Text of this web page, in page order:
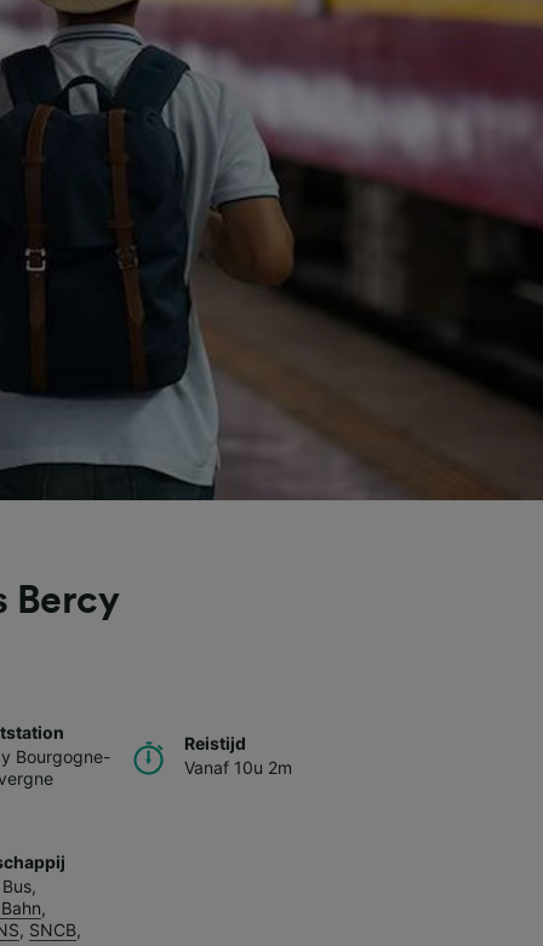
Bercy
Bourgogne-
Reistijd
Vanaf 10u 2m
,
,
, SNCB,